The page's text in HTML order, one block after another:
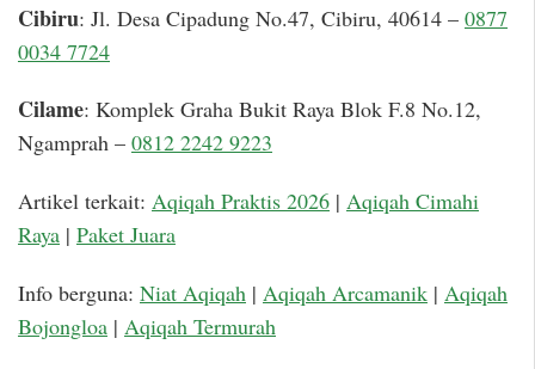
Cibiru: Jl. Desa Cipadung No.47, Cibiru, 40614 – 0877
0034 7724
Cilame: Komplek Graha Bukit Raya Blok F.8 No.12,
Ngamprah – 0812 2242 9223
Artikel terkait: Aqiqah Praktis 2026 | Aqiqah Cimahi
Raya | Paket Juara
Info berguna: Niat Aqiqah | Aqiqah Arcamanik | Aqiqah
Bojongloa | Aqiqah Termurah